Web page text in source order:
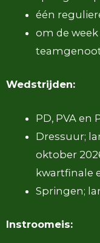
één
om de
Wedstrijden:
PD, PVA en
Dressuur;
oktober
kwartfinale
Springen;
Instroomeis: